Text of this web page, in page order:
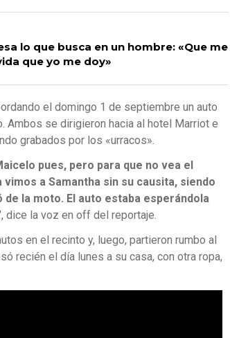
lo que busca en un hombre: «Que me
que yo me doy»
el domingo 1 de septiembre un auto
Ambos se dirigieron hacia al hotel Marriot e
grabados por los «urracos».
pues, pero para que no vea el
a Samantha sin su causita, siendo
de la moto. El auto estaba esperándola
, dice la voz en off del reportaje.
en el recinto y, luego, partieron rumbo al
recién el día lunes a su casa, con otra ropa,